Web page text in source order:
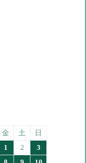
金 土
日
1
2
3